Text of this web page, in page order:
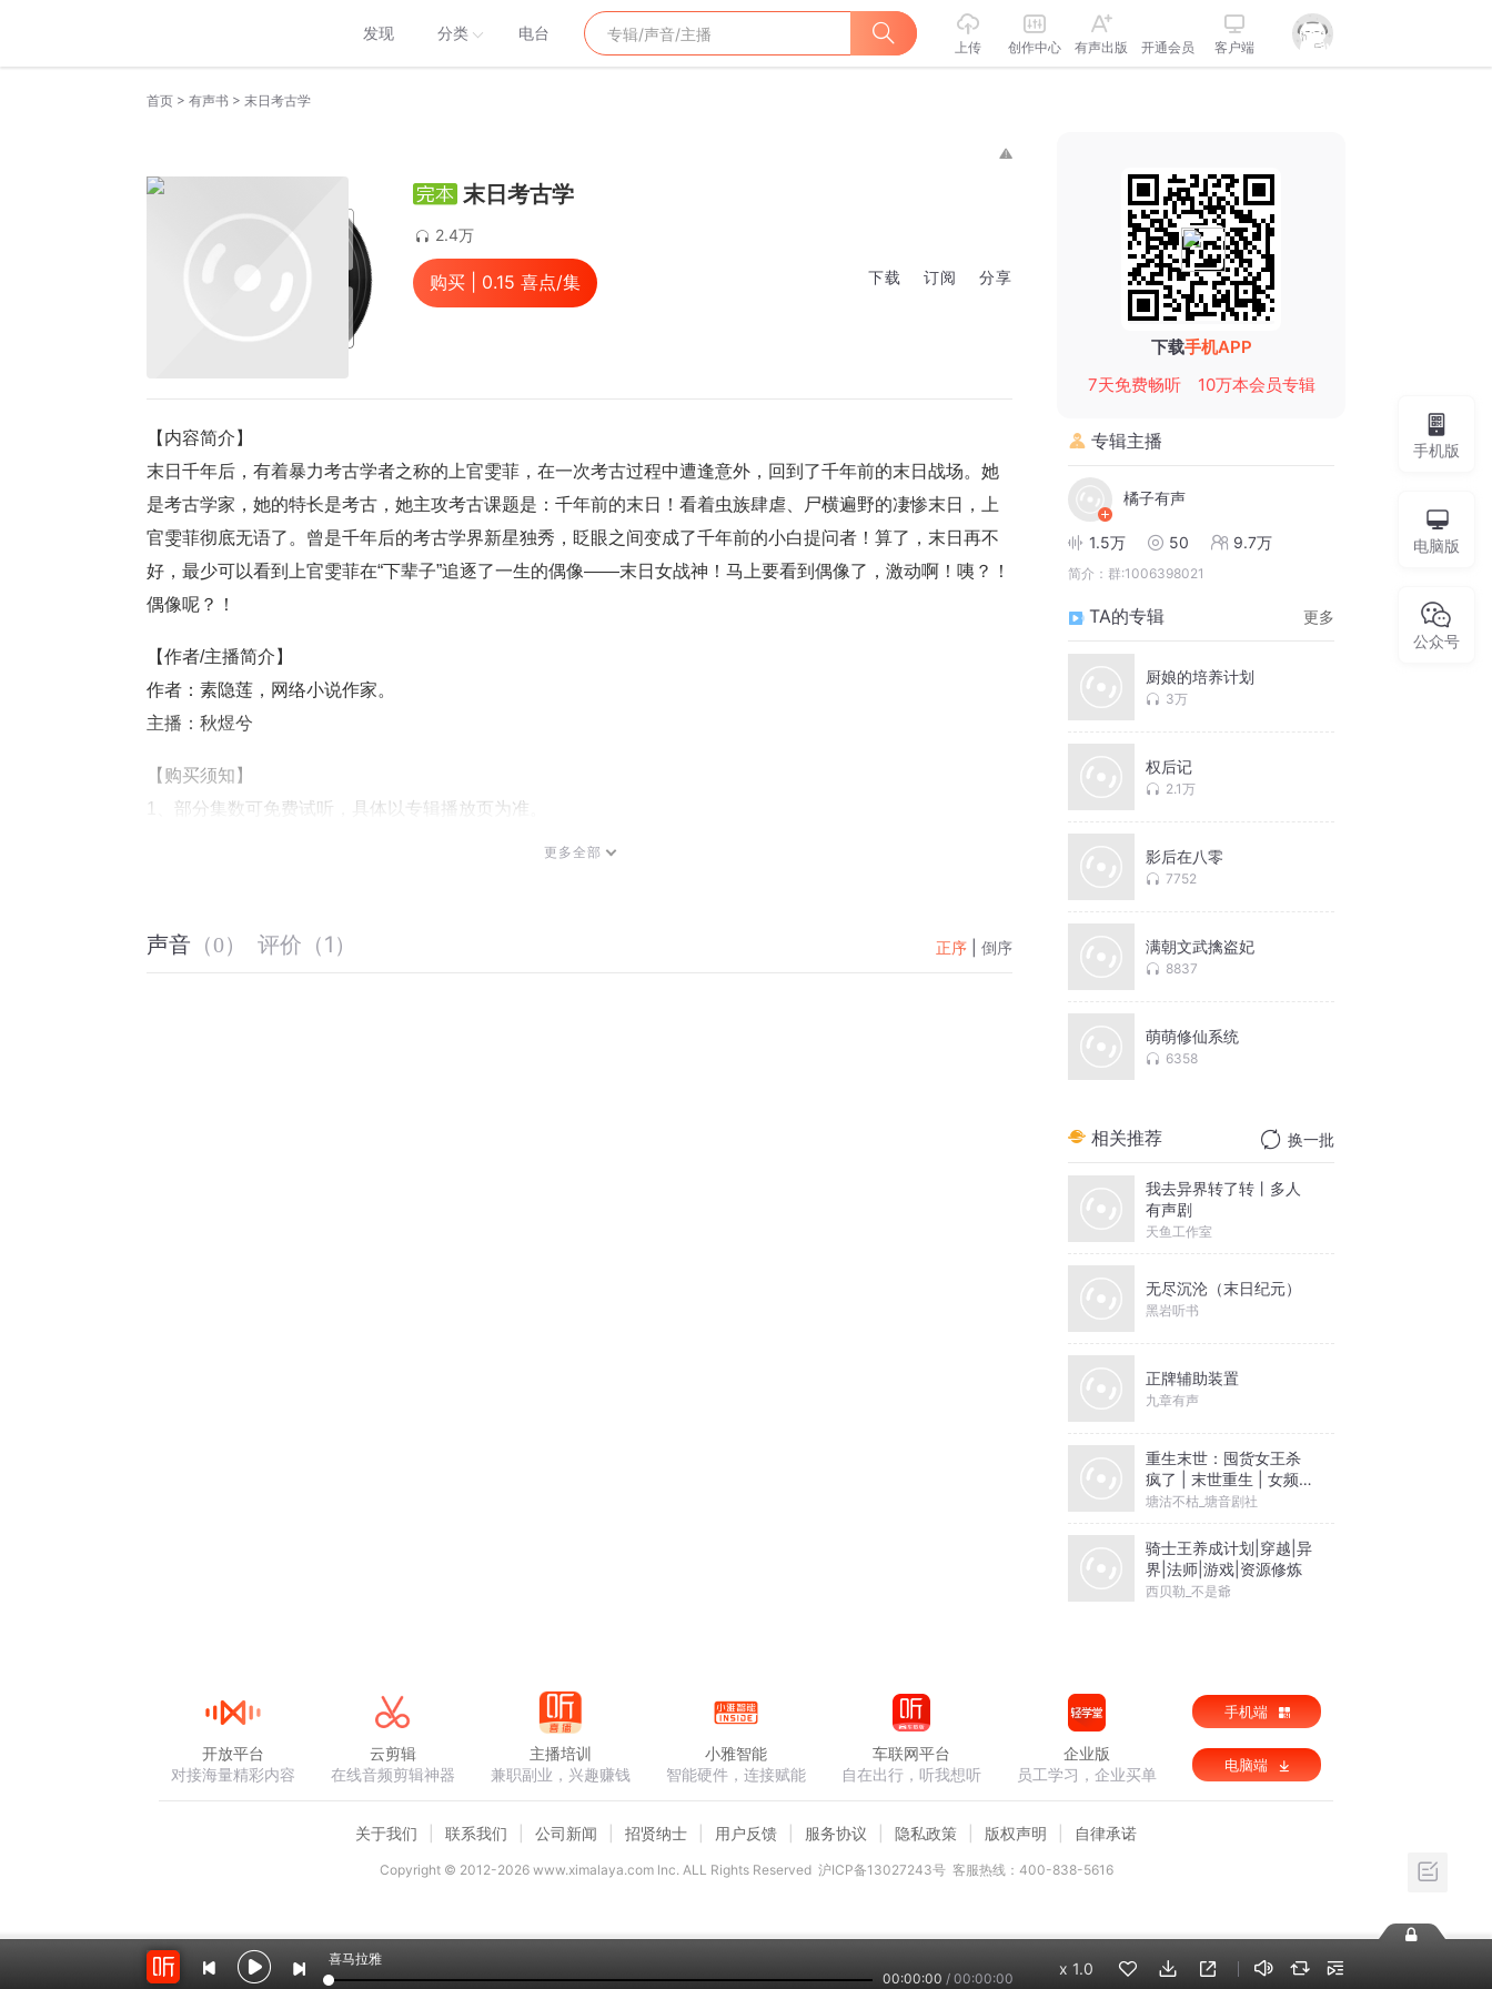
发现 分类 电台
上传 创作中心 有声出版 开通会员 客户端
首页 > 有声书 > 末日考古学
末日考古学
2.4万
购买 | 0.15 喜点/集 下载 订阅 分享
【内容简介】
末日千年后，有着暴力考古学者之称的上官雯菲，在一次考古过程中遭逢意外，回到了千年前的末日战场。她
是考古学家，她的特长是考古，她主攻考古课题是：千年前的末日！看着虫族肆虐、尸横遍野的凄惨末日，上
官雯菲彻底无语了。曾是千年后的考古学界新星独秀，眨眼之间变成了千年前的小白提问者！算了，末日再不
好，最少可以看到上官雯菲在“下辈子”追逐了一生的偶像——末日女战神！马上要看到偶像了，激动啊！咦？！
偶像呢？！
【作者/主播简介】
作者：素隐莲，网络小说作家。
主播：秋煜兮
【购买须知】
1、部分集数可免费试听，具体以专辑播放页为准。
2、版权归原作者所有，严禁翻录成任何形式，严禁在任何第三方平台传播，违者将追究其法律责任。
第一步：您可在喜马拉雅APP【账号】-【帮助与反馈】”中咨询在线客服
更多全部
声音 （0） 评价 （1 ） 正序 倒序
下载手机APP
7天免费畅听
10万本会员专辑
专辑主播
橘子有声
1.5万 50 9.7万
简介： 群:1006398021
TA的专辑 更多
厨娘的培养计划
3万
权后记
2.1万
影后在八零
7752
满朝文武擒盗妃
8837
萌萌修仙系统
6358
相关推荐 换一批
我去异界转了转丨多人
有声剧
天鱼工作室
无尽沉沦（末日纪元）
黑岩听书
正牌辅助装置
九章有声
重生末世：囤货女王杀
疯了 | 末世重生 | 女频
强爽 【精品多播】
塘沽不枯_塘音剧社
骑士王养成计划|穿越|异
界|法师|游戏|资源修炼
西贝勒_不是爺
手机版
电脑版
公众号
喜马拉雅
00:00:00 / 00:00:00
x 1.0
开放平台
对接海量精彩内容
云剪辑
在线音频剪辑神器
主播培训
兼职副业，兴趣赚钱
小雅智能
智能硬件，连接赋能
车联网平台
自在出行，听我想听
企业版
员工学习，企业买单
手机端
电脑端
关于我们 联系我们 公司新闻 招贤纳士 用户反馈 服务协议 隐私政策 版权声明 自律承诺
Copyright © 2012-2026www.ximalaya.com lnc. ALL Rights Reserved 沪ICP备13027243号 客服热线：400-838-5616